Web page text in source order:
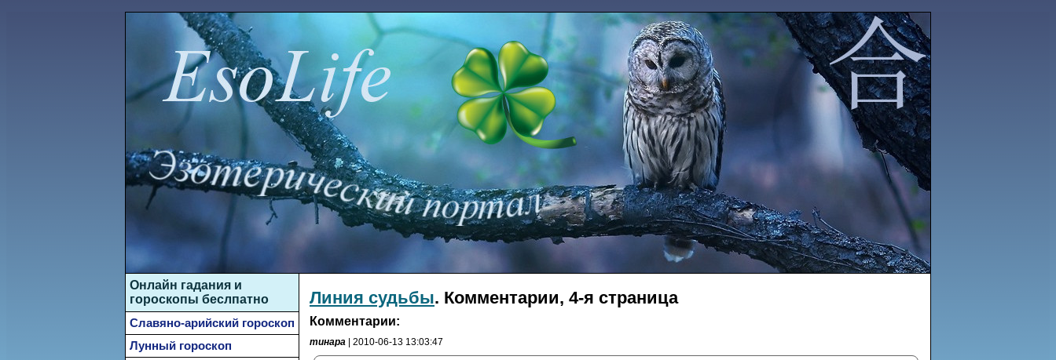
Линия судьбы. Комментарии, 4-я страница
Комментарии:
тинара | 2010-06-13 13:03:47
Онлайн гадания и
гороскопы беслпатно
Славяно-арийский гороскоп
Лунный гороскоп